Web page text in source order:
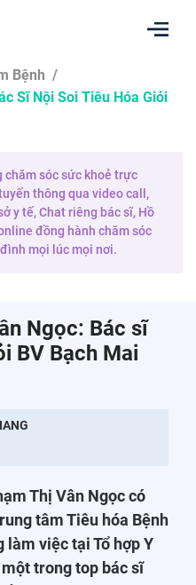
Bệnh /
Sĩ Nội Soi Tiêu Hóa Giỏi
chăm sóc sức khoẻ trực
thông qua video call,
y tế, Chat riêng bác sĩ, Hồ
đồng hành chăm sóc
mọi lúc mọi nơi.
Ngọc: Bác sĩ
BV Bạch Mai
Thị Vân Ngọc có
tâm Tiêu hóa Bệnh
làm việc tại Tổ hợp Y
trong top bác sĩ